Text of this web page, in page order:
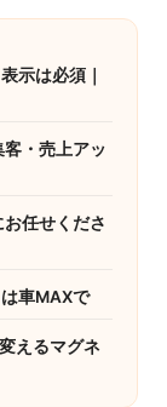
示は必須｜
・売上アッ
任せくださ
車MAXで
えるマグネ